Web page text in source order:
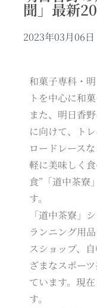
聞」最新
2023年03月06日
和菓子専科・
トを中心に和
また、明日香
に向けて、ト
ロードレース
軽に美味しく
食”「道中茶寮
す。
「道中茶寮」
ランニング用
スショップ、
ざまなスポー
ています。現
す。